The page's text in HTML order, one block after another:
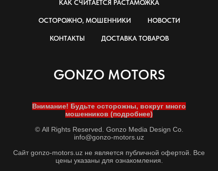
КАК СЧИТАЕТСЯ РАСТАМОЖКА
ОСТОРОЖНО, МОШЕННИКИ НОВОСТИ
КОНТАКТЫ ДОСТАВКА ТОВАРОВ
GONZO MOTORS
Внимание! Будьте осторожны, вокруг много
мошенников (подробнее)
© All Rights Reserved. Gonzo Media Design Co.
info@gonzo-motors.uz
Сайт gonzo-motors.uz не является публичной офертой. Все
цены указаны для ознакомления.